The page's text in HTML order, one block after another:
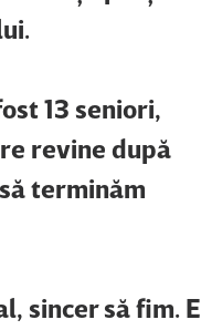
13 seniori,
revine după
terminăm
sincer să fim. E